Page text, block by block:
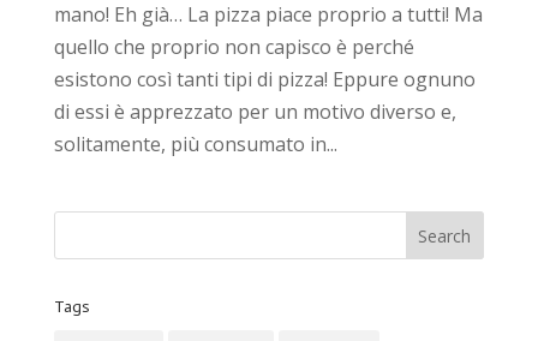
mano! Eh già… La pizza piace proprio a tutti! Ma
quello che proprio non capisco è perché
esistono così tanti tipi di pizza! Eppure ognuno
di essi è apprezzato per un motivo diverso e,
solitamente, più consumato in...
Tags